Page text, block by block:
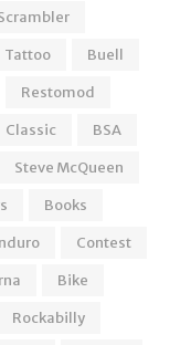
Tattoo
Buell
Restomod
Classic
BSA
Steve McQueen
Books
Contest
Bike
Rockabilly